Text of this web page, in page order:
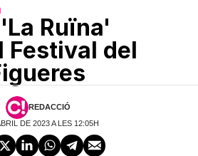
Ruïna'
Festival del
REDACCIÓ
DE 2023 A LES 12:05H